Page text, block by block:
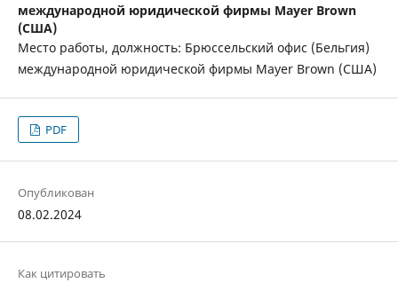
международной юридической фирмы Mayer Brown
(США)
Место работы, должность: Брюссельский офис (Бельгия)
международной юридической фирмы Mayer Brown (США)
PDF
Опубликован
08.02.2024
Как цитировать